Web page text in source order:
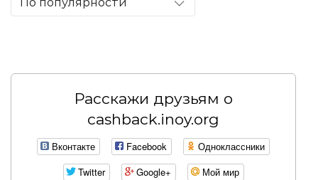
Расскажи друзьям о
cashback.inoy.org
Вконтакте Facebook
Одноклассники
Twitter
Google+
Мой мир